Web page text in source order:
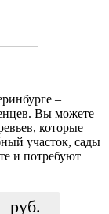
–
Вы можете
которые
участок, сады
и потребуют
руб.